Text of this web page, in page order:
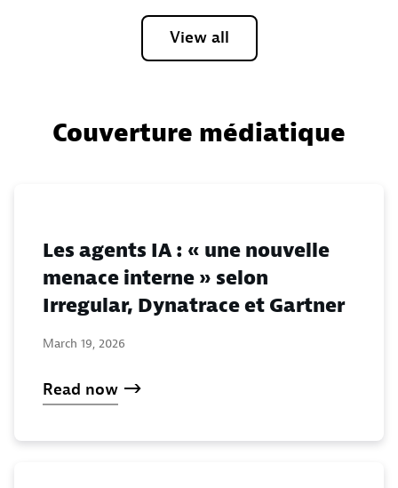
View all
Couverture médiatique
Les agents IA : « une nouvelle
menace interne » selon
Irregular, Dynatrace et Gartner
March 19, 2026
Read now